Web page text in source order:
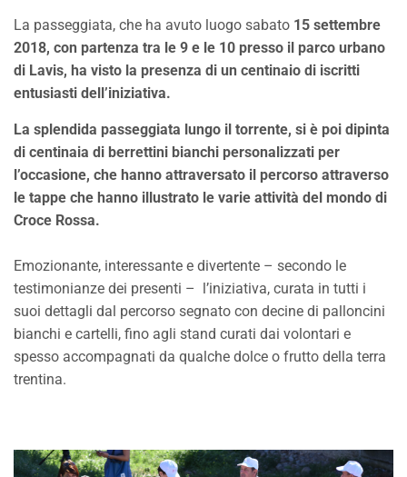
La passeggiata, che ha avuto luogo sabato 15 settembre
2018, con partenza tra le 9 e le 10 presso il parco urbano
di Lavis, ha visto la presenza di un centinaio di iscritti
entusiasti dell’iniziativa.
La splendida passeggiata lungo il torrente, si è poi dipinta
di centinaia di berrettini bianchi personalizzati per
l’occasione, che hanno attraversato il percorso attraverso
le tappe che hanno illustrato le varie attività del mondo di
Croce Rossa.
Emozionante, interessante e divertente – secondo le
testimonianze dei presenti – l’iniziativa, curata in tutti i
suoi dettagli dal percorso segnato con decine di palloncini
bianchi e cartelli, fino agli stand curati dai volontari e
spesso accompagnati da qualche dolce o frutto della terra
trentina.